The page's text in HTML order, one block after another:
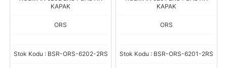
KAPAK
ORS
Stok Kodu : BSR-ORS-6202-2RS
KAPAK
ORS
Stok Kodu : BSR-ORS-6201-2RS